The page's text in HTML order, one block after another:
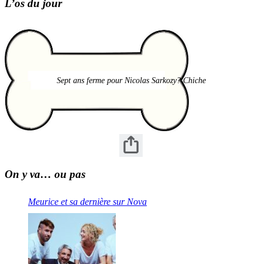
L’os du jour
Sept ans ferme pour Nicolas Sarkozy? Chiche
On y va… ou pas
Meurice et sa dernière sur Nova